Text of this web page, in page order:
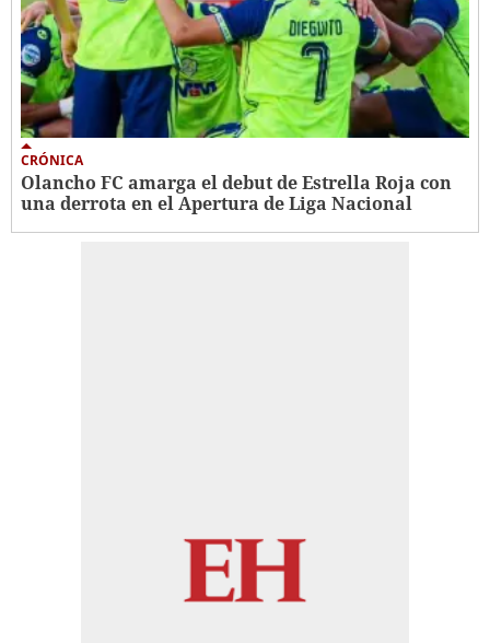
CRÓNICA
Olancho FC amarga el debut de Estrella Roja con
una derrota en el Apertura de Liga Nacional